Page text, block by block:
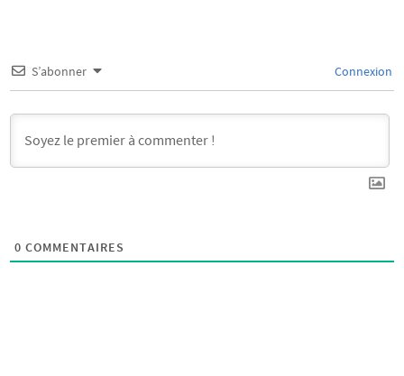
S’abonner Connexion
0 COMMENTAIRES